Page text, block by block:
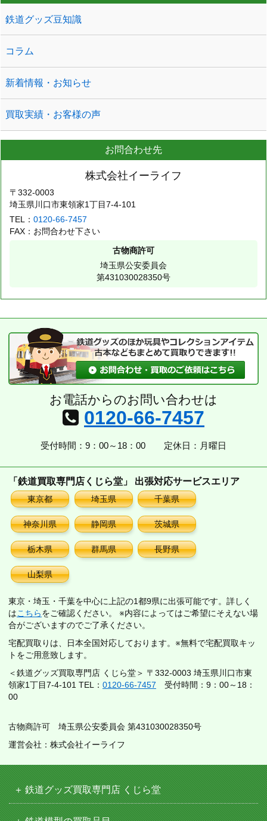
鉄道グッズ豆知識
コラム
新着情報・お知らせ
買取実績・お客様の声
お問合わせ先
株式会社イーライフ
〒332-0003
埼玉県川口市東領家1丁目7-4-101
TEL：0120-66-7457
FAX：お問合わせ下さい
古物商許可
埼玉県公安委員会
第431030028350号
お電話からのお問い合わせは
0120-66-7457
受付時間：9：00～18：00 定休日：月曜日
「鉄道買取専門店くじら堂」 出張対応サービスエリア
東京都 埼玉県 千葉県
神奈川県 静岡県 茨城県
栃木県 群馬県 長野県
山梨県
東京・埼玉・千葉を中心に上記の1都9県に出張可能です。詳しく
はこちらをご確認ください。 ※内容によってはご希望にそえない場
合がございますのでご了承ください。
宅配買取りは、日本全国対応しております。※無料で宅配買取キッ
トをご用意致します。
＜鉄道グッズ買取専門店 くじら堂＞ 〒332-0003 埼玉県川口市東
領家1丁目7-4-101 TEL： 0120-66-7457 受付時間：9：00～18：
00
古物商許可 埼玉県公安委員会 第431030028350号
運営会社：株式会社イーライフ
鉄道グッズ買取専門店 くじら堂